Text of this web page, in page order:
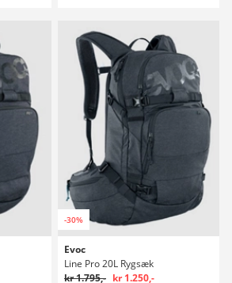
-30%
Evoc
Line Pro 20L Rygsæk
kr 1.795,- kr 1.250,-